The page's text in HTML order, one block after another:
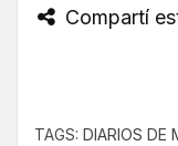
Compartí
TAGS: DIARIOS DE